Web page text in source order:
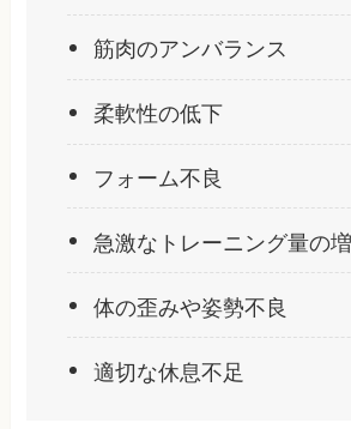
筋肉のアンバランス
柔軟性の低下
フォーム不良
急激なトレーニング量の
体の歪みや姿勢不良
適切な休息不足